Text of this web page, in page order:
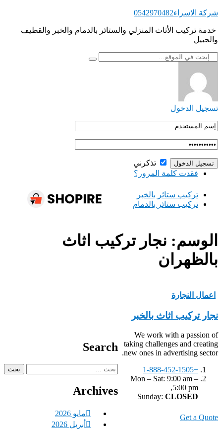
التجاوز
المحتوى
شركة الاسراء0542970482
‏ ‏خدمة تركيب الأثاث المنزلي والستائر بالدمام والخبر والقطيف
والجبيل
تسجيل الدخول
تذكرني
فقدت كلمة المرور؟
‏تركيب ستائر بالخبر
‏تركيب ستائر بالدمام
الوسم: نجار تركيب اثاث
بالظهران
اعمال النجارة
نجار تركيب اثاث بالخبر
Search
البحث
Archives
مايو 2026
أبريل 2026
We work with a passion of
taking challenges and creating
new ones in advertising sector.
+1-888-452-1505
Mon – Sat: 9:00 am –
5:00 pm,
Sunday: CLOSED
Get a Quote